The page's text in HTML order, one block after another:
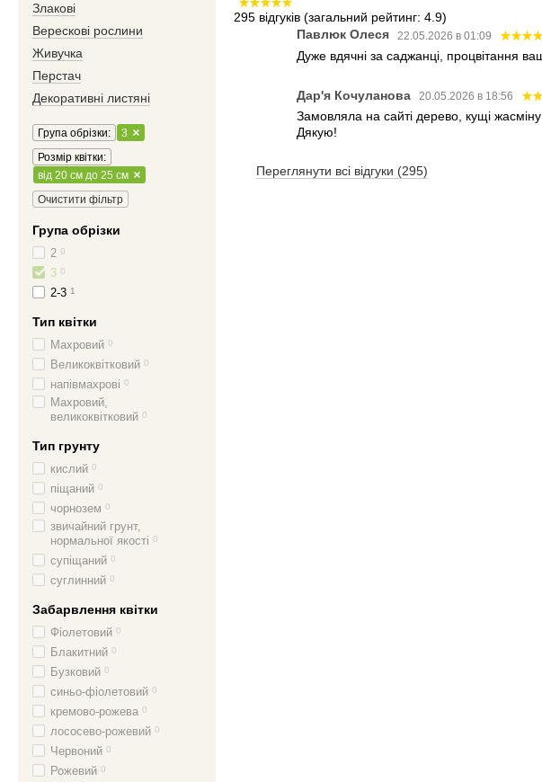
295 відгуків (загальний рейтинг: 4.9)
Павлюк Олеся
22.05.2026 в 01:09
Дуже вдячні за саджанці, процвітання
Дар'я Кочуланова 20.05.2026 в 18:56
Замовляла на сайті дерево, кущі
Дякую!
Переглянути всі відгуки (295)
Злакові
Верескові рослини
Живучка
Перстач
Декоративні листяні
Група обрізки:
3
Розмір квітки:
від 20 см до 25 см
Очистити фільтр
Група обрізки
2 0
3 0
2-3 1
Тип квітки
Махровий 0
Великоквітковий 0
напівмахрові 0
Махровий,
великоквітковий 0
Тип грунту
кислий 0
піщаний 0
чорнозем 0
звичайний грунт,
нормальної якості 0
супіщаний 0
суглинний 0
Забарвлення квітки
Фіолетовий 0
Блакитний 0
Бузковий 0
синьо-фіолетовий 0
кремово-рожева 0
лососево-рожевий 0
Червоний 0
Рожевий 0